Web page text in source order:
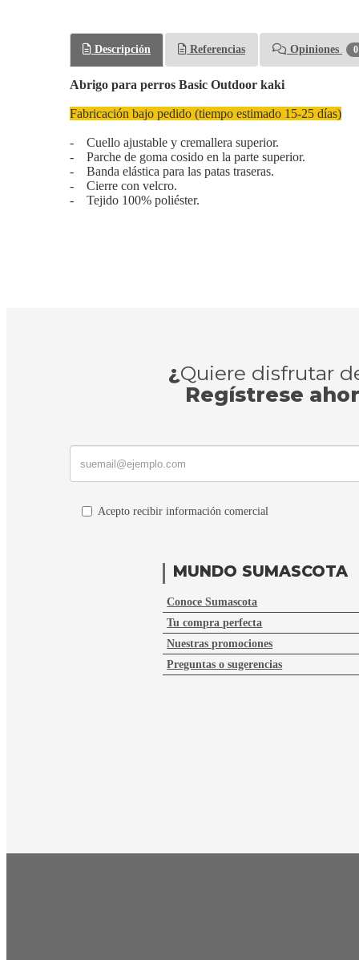
Descripción Referencias Opiniones 0
Abrigo para perros Basic Outdoor kaki
Fabricación bajo pedido (tiempo estimado 15-25 días)
- Cuello ajustable y cremallera superior.
- Parche de goma cosido en la parte superior.
- Banda elástica para las patas traseras.
- Cierre con velcro.
- Tejido 100% poliéster.
¿Quiere disfrutar
Regístrese
Acepto recibir información comercial
MUNDO SUMASCOTA
Conoce Sumascota
Tu compra perfecta
Nuestras promociones
Preguntas o sugerencias